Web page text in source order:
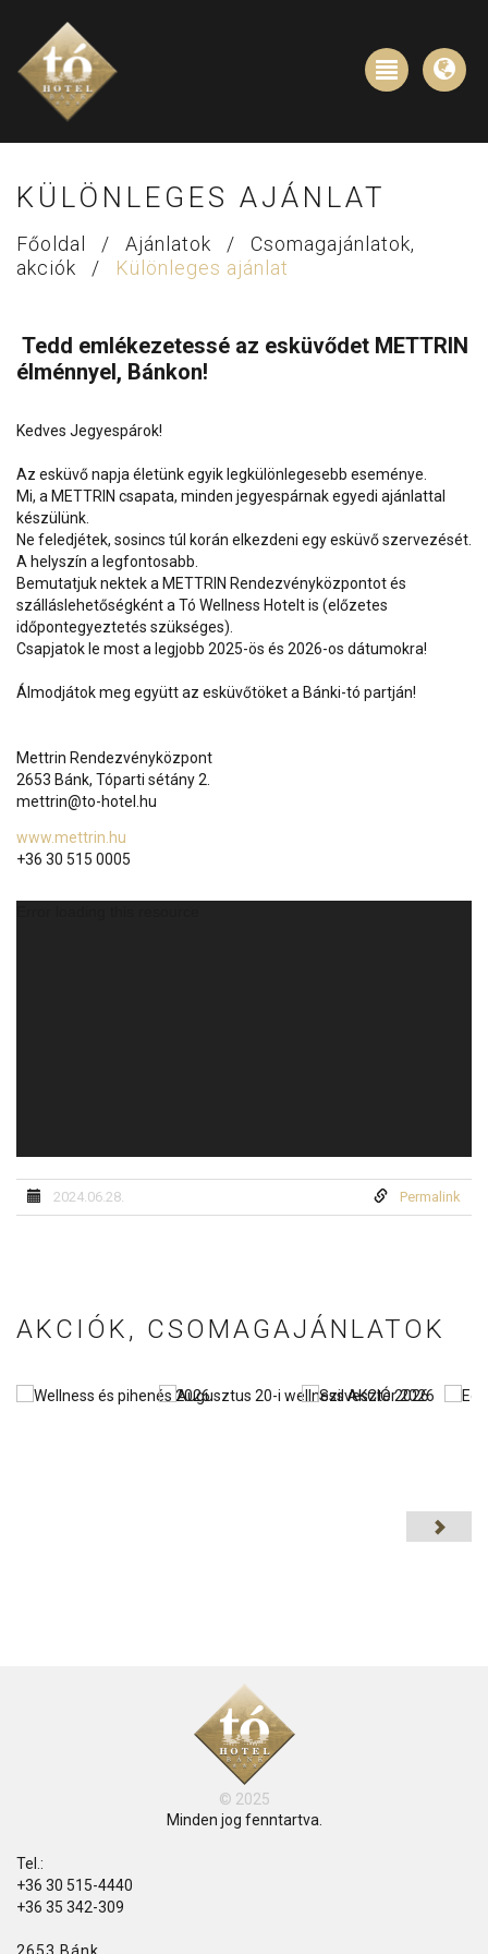
KÜLÖNLEGES AJÁNLAT
Főoldal / Ajánlatok /
Csomagajánlatok,
akciók
/ Különleges ajánlat
Tedd emlékezetessé az esküvődet METTRIN
élménnyel, Bánkon!
Kedves Jegyespárok!
Az esküvő napja életünk egyik legkülönlegesebb eseménye.
Mi, a METTRIN csapata, minden jegyespárnak egyedi ajánlattal
készülünk.
Ne feledjétek, sosincs túl korán elkezdeni egy esküvő szervezését.
A helyszín a legfontosabb.
Bemutatjuk nektek a METTRIN Rendezvényközpontot és
szálláslehetőségként a Tó Wellness Hotelt is (előzetes
időpontegyeztetés szükséges).
Csapjatok le most a legjobb 2025-ös és 2026-os dátumokra!
Álmodjátok meg együtt az esküvőtöket a Bánki-tó partján!
Mettrin Rendezvényközpont
2653 Bánk, Tóparti sétány 2.
mettrin@to-hotel.hu
www.mettrin.hu
+36 30 515 0005
2024.06.28. Permalink
AKCIÓK, CSOMAGAJÁNLATOK
© 2025
Minden jog fenntartva.
Tel.:
+36 30 515-4440
+36 35 342-309